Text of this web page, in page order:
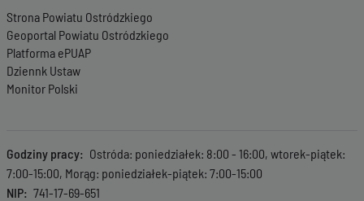
Strona Powiatu Ostródzkiego
Geoportal Powiatu Ostródzkiego
Platforma ePUAP
Dziennk Ustaw
Monitor Polski
Godziny pracy
Ostróda: poniedziałek: 8:00 - 16:00, wtorek-piątek:
7:00-15:00, Morąg: poniedziałek-piątek: 7:00-15:00
NIP
741-17-69-651